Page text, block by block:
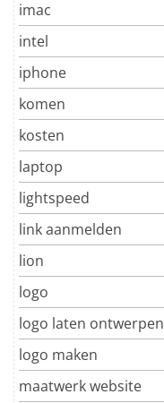
imac
intel
iphone
komen
kosten
laptop
lightspeed
link aanmelden
lion
logo
logo laten ontwerpen
logo maken
maatwerk website